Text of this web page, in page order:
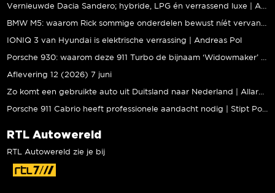
Vernieuwde Dacia Sandero; hybride, LPG én verrassend luxe | Andreas Pol
BMW M5: waarom Rick sommige onderdelen bewust níét vervangt | Stipt Polish Point
IONIQ 3 van Hyundai is elektrische verrassing | Andreas Pol
Porsche 930: waarom deze 911 Turbo de bijnaam ‘Widowmaker’ kreeg | Gallery Aaldering
Aflevering 12 (2026) 7 juni
Zo komt een gebruikte auto uit Duitsland naar Nederland | Allard Kalff
Porsche 911 Cabrio heeft professionele aandacht nodig | Stipt Polish Point
RTL Autowereld
RTL Autowereld zie je bij